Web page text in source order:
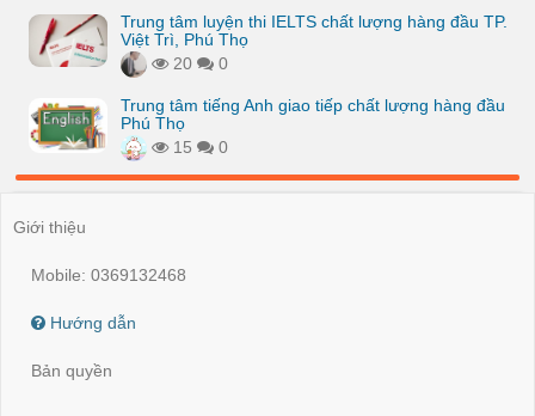
Trung tâm luyện thi IELTS chất lượng hàng đầu TP.
Việt Trì, Phú Thọ
20
0
Trung tâm tiếng Anh giao tiếp chất lượng hàng đầu
Phú Thọ
15
0
Giới thiệu
Mobile: 0369132468
Hướng dẫn
Bản quyền